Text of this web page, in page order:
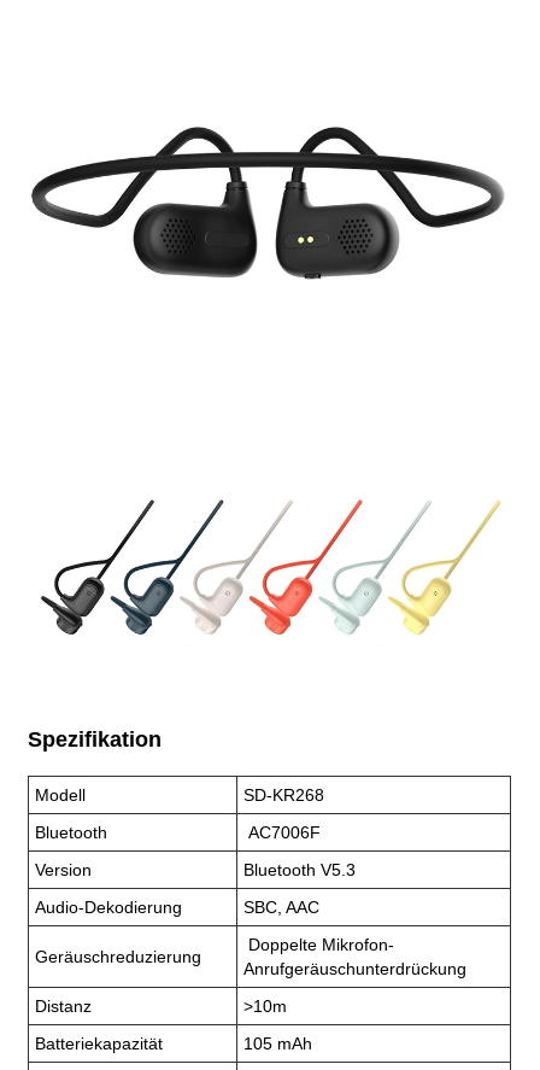
Spezifikation
Modell
SD-KR268
Bluetooth
AC7006F
Version
Bluetooth V5.3
Audio-Dekodierung
SBC, AAC
Geräuschreduzierung
Doppelte Mikrofon-
Anrufgeräuschunterdrückung
Distanz
>10m
Batteriekapazität
105 mAh